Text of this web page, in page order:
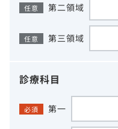
任意 第二領域
任意 第三領域
診療科目
必須 第一